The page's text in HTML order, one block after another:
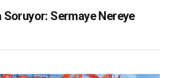
Soruyor: Sermaye Nereye